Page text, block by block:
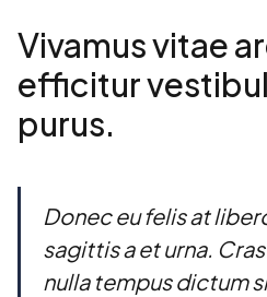
Vivamus vitae
efficitur
purus.
Donec eu felis at
sagittis a et urna.
nulla tempus dictum